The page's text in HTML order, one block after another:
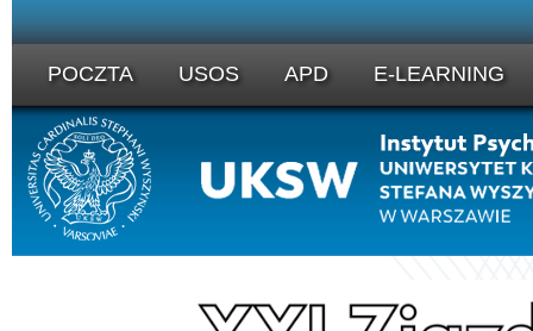
POCZTA USOS APD E-LEARNING